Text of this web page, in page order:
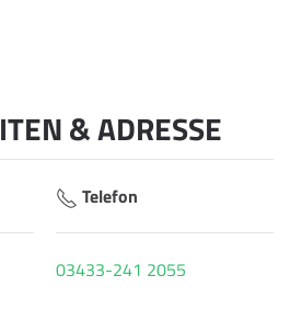
& ADRESSE
Telefon
03433-241 2055